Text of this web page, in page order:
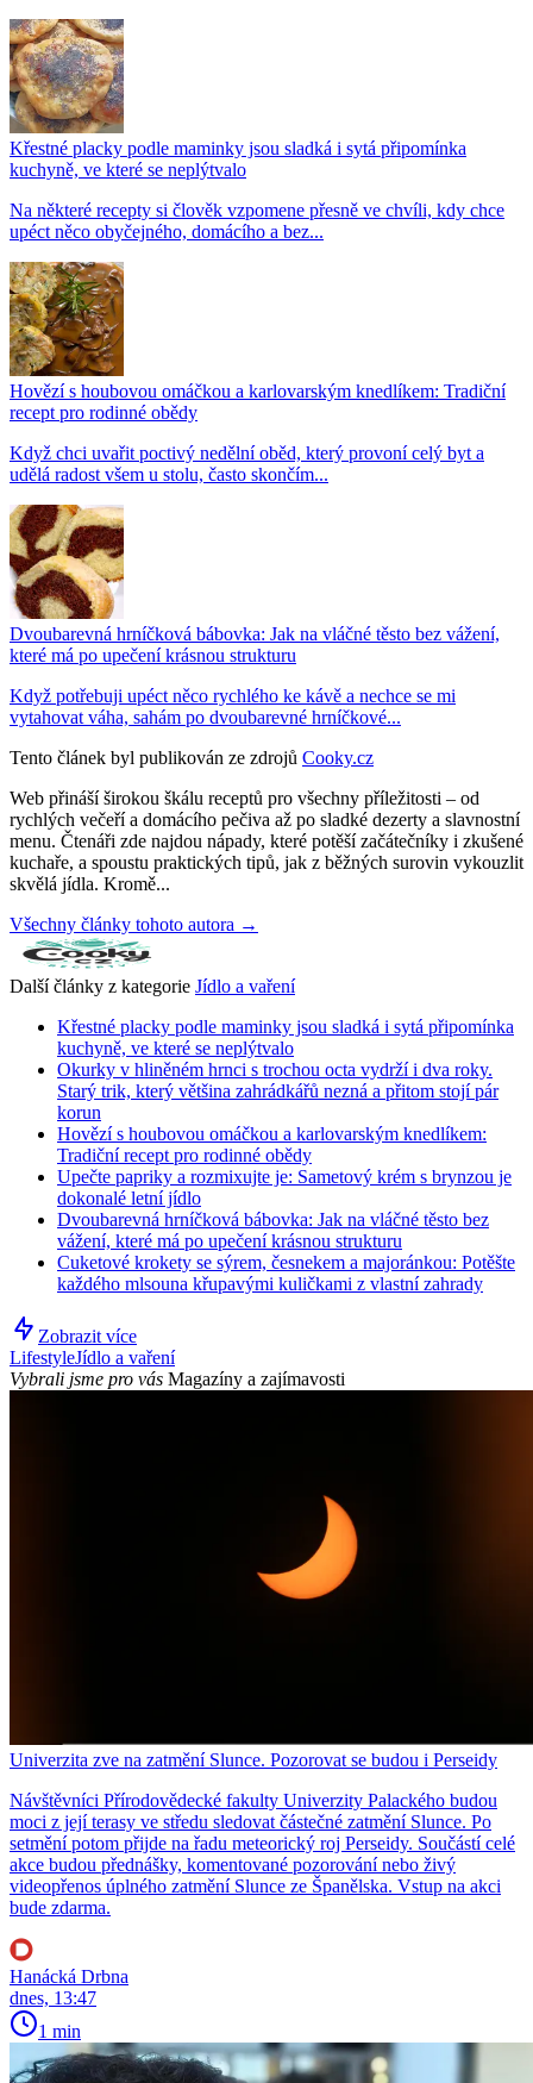
Křestné placky podle maminky jsou sladká i sytá připomínka
kuchyně, ve které se neplýtvalo
Na některé recepty si člověk vzpomene přesně ve chvíli, kdy chce
upéct něco obyčejného, domácího a bez...
Hovězí s houbovou omáčkou a karlovarským knedlíkem: Tradiční
recept pro rodinné obědy
Když chci uvařit poctivý nedělní oběd, který provoní celý byt a
udělá radost všem u stolu, často skončím...
Dvoubarevná hrníčková bábovka: Jak na vláčné těsto bez vážení,
které má po upečení krásnou strukturu
Když potřebuji upéct něco rychlého ke kávě a nechce se mi
vytahovat váha, sahám po dvoubarevné hrníčkové...
Tento článek byl publikován ze zdrojů Cooky.cz
Web přináší širokou škálu receptů pro všechny příležitosti – od
rychlých večeří a domácího pečiva až po sladké dezerty a slavnostní
menu. Čtenáři zde najdou nápady, které potěší začátečníky i zkušené
kuchaře, a spoustu praktických tipů, jak z běžných surovin vykouzlit
skvělá jídla. Kromě...
Všechny články tohoto autora →
Další články z kategorie Jídlo a vaření
Křestné placky podle maminky jsou sladká i sytá připomínka
kuchyně, ve které se neplýtvalo
Okurky v hliněném hrnci s trochou octa vydrží i dva roky.
Starý trik, který většina zahrádkářů nezná a přitom stojí pár
korun
Hovězí s houbovou omáčkou a karlovarským knedlíkem:
Tradiční recept pro rodinné obědy
Upečte papriky a rozmixujte je: Sametový krém s brynzou je
dokonalé letní jídlo
Dvoubarevná hrníčková bábovka: Jak na vláčné těsto bez
vážení, které má po upečení krásnou strukturu
Cuketové krokety se sýrem, česnekem a majoránkou: Potěšte
každého mlsouna křupavými kuličkami z vlastní zahrady
Zobrazit více
LifestyleJídlo a vaření
Vybrali jsme pro vás Magazíny a zajímavosti
Univerzita zve na zatmění Slunce. Pozorovat se budou i Perseidy
Návštěvníci Přírodovědecké fakulty Univerzity Palackého budou
moci z její terasy ve středu sledovat částečné zatmění Slunce. Po
setmění potom přijde na řadu meteorický roj Perseidy. Součástí celé
akce budou přednášky, komentované pozorování nebo živý
videopřenos úplného zatmění Slunce ze Španělska. Vstup na akci
bude zdarma.
Hanácká Drbna
dnes, 13:47
1 min